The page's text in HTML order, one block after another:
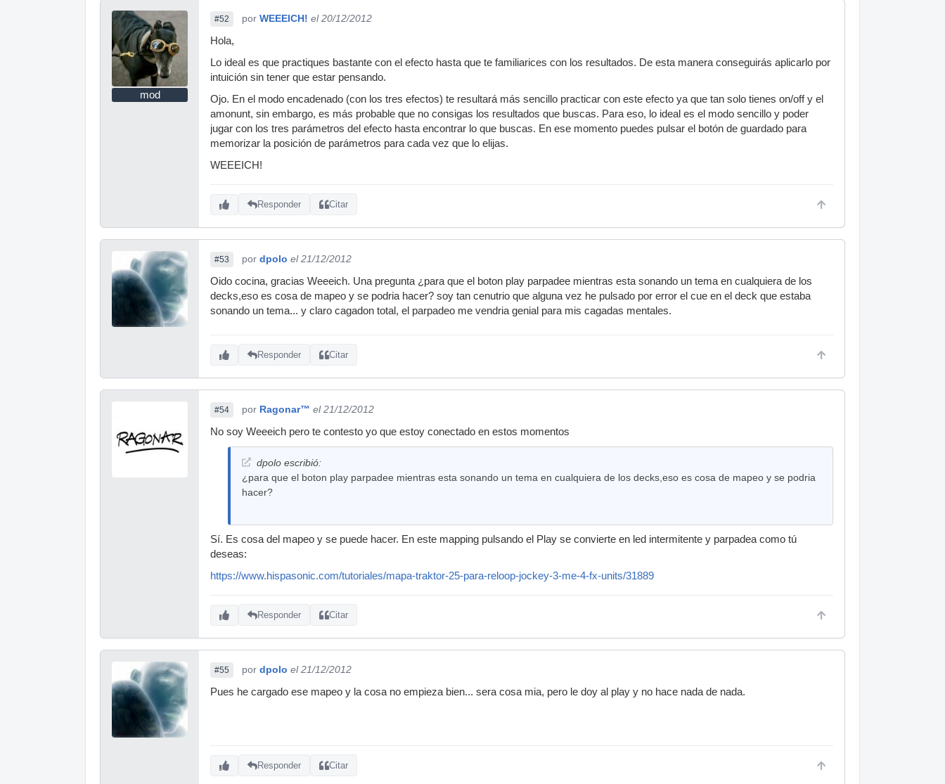
mod
#52 por WEEEICH! el 20/12/2012
Hola,
Lo ideal es que practiques bastante con el efecto hasta que te familiarices con los resultados. De esta manera conseguirás aplicarlo por
intuición sin tener que estar pensando.
Ojo. En el modo encadenado (con los tres efectos) te resultará más sencillo practicar con este efecto ya que tan solo tienes on/off y el
amonunt, sin embargo, es más probable que no consigas los resultados que buscas. Para eso, lo ideal es el modo sencillo y poder
jugar con los tres parámetros del efecto hasta encontrar lo que buscas. En ese momento puedes pulsar el botón de guardado para
memorizar la posición de parámetros para cada vez que lo elijas.
WEEEICH!
Responder Citar
#53 por dpolo el 21/12/2012
Oido cocina, gracias Weeeich. Una pregunta ¿para que el boton play parpadee mientras esta sonando un tema en cualquiera de los
decks,eso es cosa de mapeo y se podria hacer? soy tan cenutrio que alguna vez he pulsado por error el cue en el deck que estaba
sonando un tema... y claro cagadon total, el parpadeo me vendria genial para mis cagadas mentales.
Responder Citar
#54 por Ragonar™ el 21/12/2012
No soy Weeeich pero te contesto yo que estoy conectado en estos momentos
dpolo escribió:
¿para que el boton play parpadee mientras esta sonando un tema en cualquiera de los decks,eso es cosa de mapeo y se podria
hacer?
Sí. Es cosa del mapeo y se puede hacer. En este mapping pulsando el Play se convierte en led intermitente y parpadea como tú
deseas:
https://www.hispasonic.com/tutoriales/mapa-traktor-25-para-reloop-jockey-3-me-4-fx-units/31889
Responder Citar
#55 por dpolo el 21/12/2012
Pues he cargado ese mapeo y la cosa no empieza bien... sera cosa mia, pero le doy al play y no hace nada de nada.
Responder Citar